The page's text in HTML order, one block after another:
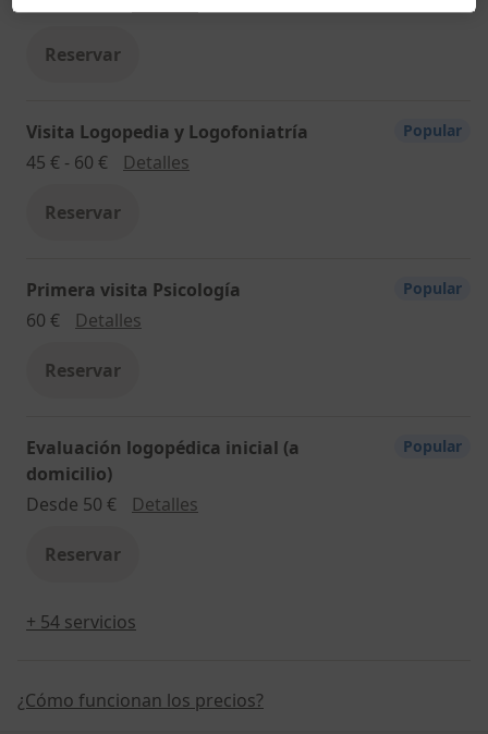
Reservar
Visita Logopedia y Logofoniatría
45 € - 60 €
Detalles
Reservar
Popular
Primera visita Psicología
60 €
Detalles
Reservar
Popular
Evaluación logopédica inicial (a
domicilio)
Desde 50 €
Detalles
Reservar
Popular
+ 54 servicios
¿Cómo funcionan los precios?